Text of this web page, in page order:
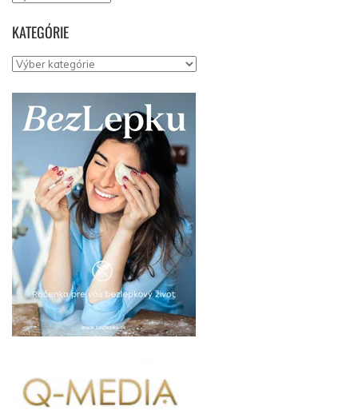
KATEGÓRIE
Kategórie